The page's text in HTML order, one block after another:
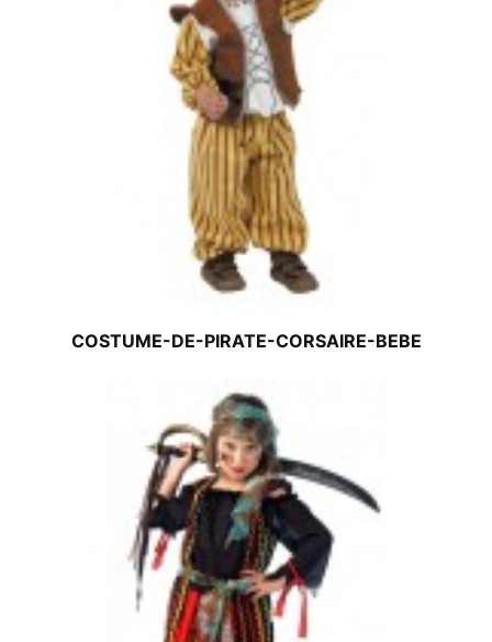
COSTUME-DE-PIRATE-CORSAIRE-BEBE